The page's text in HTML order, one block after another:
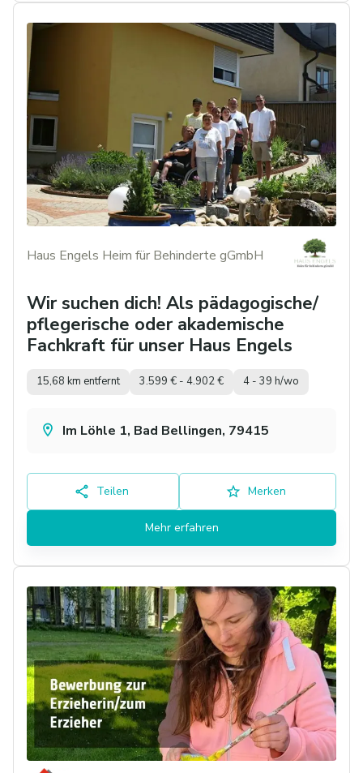
Haus Engels Heim für Behinderte gGmbH
Wir suchen dich! Als pädagogische/
pflegerische oder akademische
Fachkraft für unser Haus Engels
15,68 km entfernt 3.599 € - 4.902 € 4 - 39 h/wo
Im Löhle 1, Bad Bellingen, 79415
Teilen Merken
Mehr erfahren